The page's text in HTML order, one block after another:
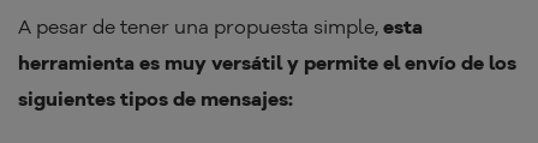
A pesar de tener una propuesta simple, esta
herramienta es muy versátil y permite el envío de los
siguientes tipos de mensajes: